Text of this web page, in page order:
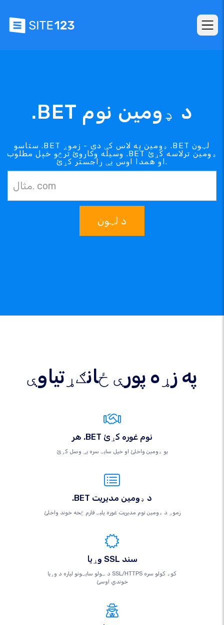
.BET د ډومین نوم
ستاسو .BET ډومین په لاس کې دی - زموږ .BET لټون
وسیله وکاروئ ترڅو خپل مطلوب .BET ډومین ترلاسه کړئ
او همدا اوس یې راجستر کړئ.
د لټون
په زړه پورې ځانګړتیاوې
هر .BET نوم غوره کړئ
یو ډومین واخلئ او خپل سایټ سره یې وصل کړئ
.BET د ډومین مدیریت
زموږ د ډومین نوم مدیریت غوره پلیټ فارم څخه خوند واخلئ
وړیا SSL سند
د ټولو سایټونو لپاره د وړیا SSL/HTTPS کوډ کولو سره
خوندي اوسئ